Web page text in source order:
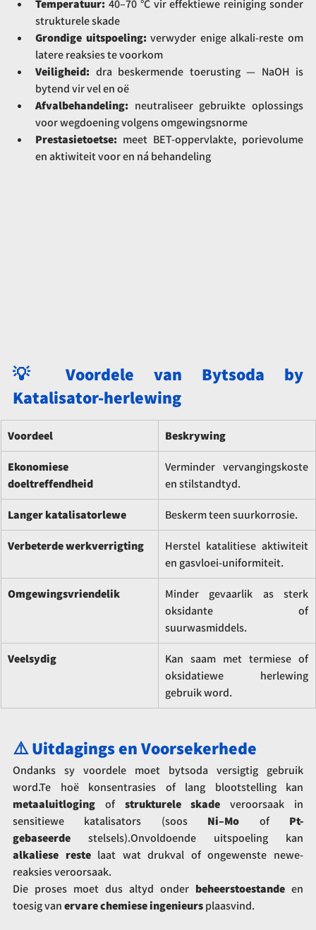
Temperatuur: 40–70 °C vir effektiewe reiniging sonder
strukturele skade
Grondige uitspoeling: verwyder enige alkali-reste om
latere reaksies te voorkom
Veiligheid: dra beskermende toerusting — NaOH is
bytend vir vel en oë
Afvalbehandeling: neutraliseer gebruikte oplossings
voor wegdoening volgens omgewingsnorme
Prestasietoetse: meet BET-oppervlakte, porievolume
en aktiwiteit voor en ná behandeling
💡 Voordele van Bytsoda by
Katalisator-herlewing
Voordeel Beskrywing
Ekonomiese
doeltreffendheid
Verminder vervangingskoste
en stilstandtyd.
Langer katalisatorlewe Beskerm teen suurkorrosie.
Verbeterde werkverrigting
Herstel katalitiese aktiwiteit
en gasvloei-uniformiteit.
Omgewingsvriendelik
Minder gevaarlik as sterk
oksidante of
suurwasmiddels.
Veelsydig
Kan saam met termiese of
oksidatiewe herlewing
gebruik word.
⚠️ Uitdagings en Voorsekerhede
Ondanks sy voordele moet bytsoda versigtig gebruik
metaaluitloging of strukturele skade veroorsaak in
sensitiewe katalisators (soos Ni–Mo of Pt-
gebaseerde
alkaliese reste laat wat drukval of ongewenste newe-
reaksies veroorsaak.
Die proses moet dus altyd onder beheerstoestande en
toesig van ervare chemiese ingenieurs plaasvind.